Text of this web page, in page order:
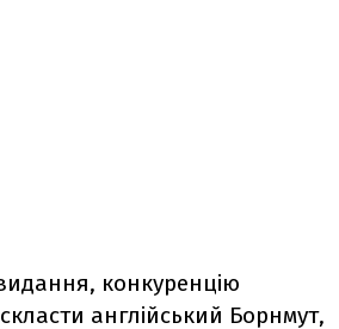
конкуренцію
англійський Борнмут,